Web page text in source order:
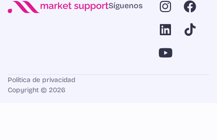
Síguenos
Copyright © 2026
Política de privacidad